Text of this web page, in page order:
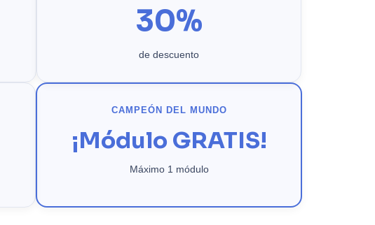
30%
de descuento
CAMPEÓN DEL MUNDO
¡Módulo GRATIS!
Máximo 1 módulo